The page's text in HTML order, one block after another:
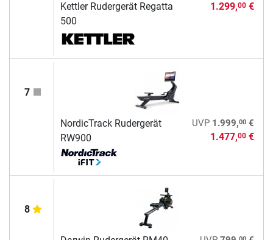
Kettler Rudergerät Regatta
500
1.299,00€
7
NordicTrack Rudergerät
RW900
UVP 1.999,00€
1.477,00€
8